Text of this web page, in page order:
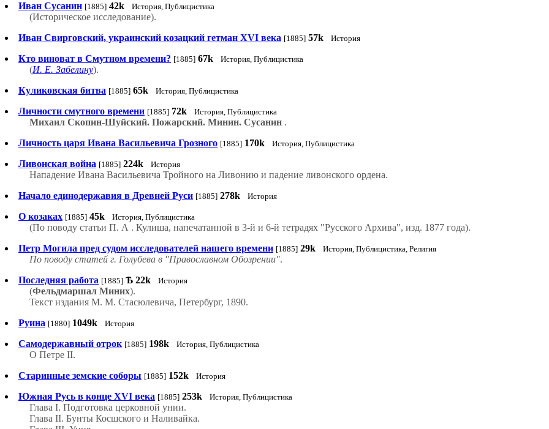
Иван Сусанин [1885] 42k История, Публицистика
(Историческое исследование).
Иван Свирговский, украинский козацкий гетман XVI века [1885] 57k История
Кто виноват в Смутном времени? [1885] 67k История, Публицистика
(И. Е. Забелину).
Куликовская битва [1885] 65k История, Публицистика
Личности смутного времени [1885] 72k История, Публицистика
Михаил Скопин-Шуйский. Пожарский. Минин. Сусанин .
Личность царя Ивана Васильевича Грозного [1885] 170k История, Публицистика
Ливонская война [1885] 224k История
Нападение Ивана Васильевича Тройного на Ливонию и падение ливонского ордена.
Начало единодержавия в Древней Руси [1885] 278k История
О козаках [1885] 45k История, Публицистика
(По поводу статьи П. А . Кулиша, напечатанной в 3-й и 6-й тетрадях "Русского Архива", изд. 1877 года).
Петр Могила пред судом исследователей нашего времени [1885] 29k История, Публицистика, Религия
По поводу статей г. Голубева в "Православном Обозрении".
Последняя работа [1885] Ѣ 22k История
(Фельдмаршал Миних).
Текст издания М. М. Стасюлевича, Петербург, 1890.
Руина [1880] 1049k История
Самодержавный отрок [1885] 198k История, Публицистика
О Петре II.
Старинные земские соборы [1885] 152k История
Южная Русь в конце XVI века [1885] 253k История, Публицистика
Глава I. Подготовка церковной унии.
Глава II. Бунты Косшского и Наливайка.